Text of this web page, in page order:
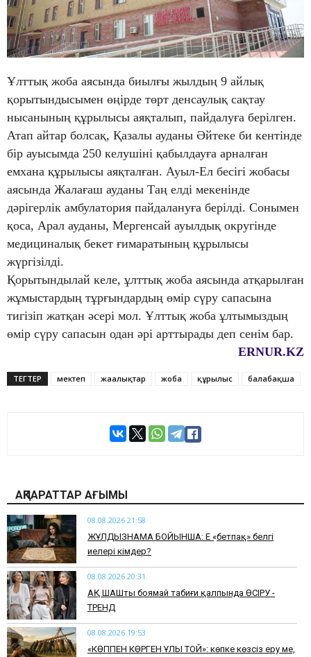
Ұлттық жоба аясында биылғы жылдың 9 айлық
қорытындысымен өңірде төрт денсаулық сақтау
нысанының құрылысы аяқталып, пайдалуға берілген.
Атап айтар болсақ, Қазалы ауданы Әйтеке би кентінде
бір ауысымда 250 келушіні қабылдауға арналған
емхана құрылысы аяқталған. Ауыл-Ел бесігі жобасы
аясында Жалағаш ауданы Таң елді мекенінде
дәрігерлік амбулатория пайдалануға берілді. Сонымен
қоса, Арал ауданы, Мергенсай ауылдық округінде
медициналық бекет ғимаратының құрылысы
жүргізілді.
Қорытындылай келе, ұлттық жоба аясында атқарылған
жұмыстардың тұрғындардың өмір сүру сапасына
тигізіп жатқан әсері мол. Ұлттық жоба ұлтымыздың
өмір сүру сапасын одан әрі арттырады деп сенім бар.
ERNUR.KZ
ТЕГТЕР мектеп жаңалықтар жоба құрылыс балабақша
АҚПАРАТТАР АҒЫМЫ
08.08.2026 21:58
ЖҰЛДЫЗНАМА БОЙЫНША: Ең «бетпақ» белгі
иелері кімдер?
08.08.2026 20:31
АҚ ШАШты боямай табиғи қалпында ӨСІРУ -
ТРЕНД
08.08.2026 19:53
​«КӨППЕН КӨРГЕН ҰЛЫ ТОЙ»: көпке көзсіз еру ме,